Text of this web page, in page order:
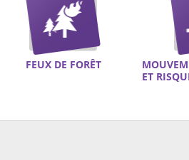
FEUX DE FORÊT
ET